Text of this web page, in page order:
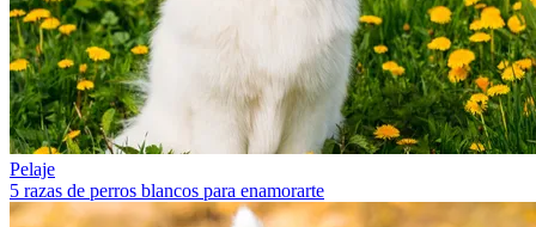
Pelaje
5 razas de perros blancos para enamorarte